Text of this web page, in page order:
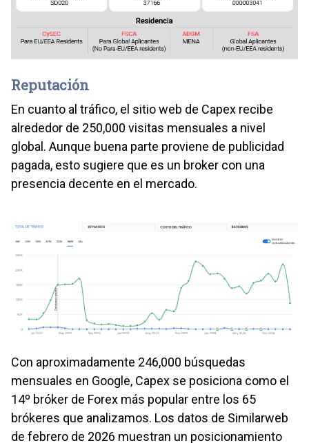
Reputación
En cuanto al tráfico, el sitio web de Capex recibe
alrededor de 250,000 visitas mensuales a nivel
global. Aunque buena parte proviene de publicidad
pagada, esto sugiere que es un broker con una
presencia decente en el mercado.
Con aproximadamente 246,000 búsquedas
mensuales en Google, Capex se posiciona como el
14º bróker de Forex más popular entre los 65
brókeres que analizamos. Los datos de Similarweb
de febrero de 2026 muestran un posicionamiento